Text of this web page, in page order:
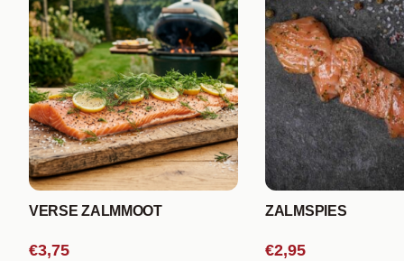
VERSE ZALMMOOT
€3,75
ZALMSPIES
€2,95